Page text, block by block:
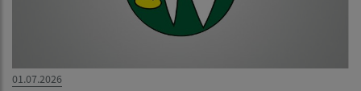
01.07.2026